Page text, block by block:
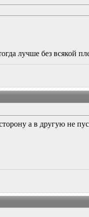
лучше без всякой
а в другую не